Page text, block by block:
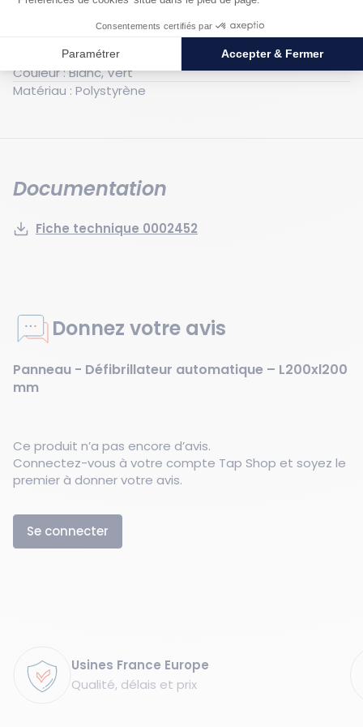
Longueur hors tout : 200 mm
Couleur : Blanc, Vert
Matériau : Polystyrène
Documentation
Fiche technique 0002452
Donnez votre avis
Panneau - Défibrillateur automatique – L200xl200
mm
Ce produit n’a pas encore d’avis.
Connectez-vous à votre compte Tap Shop et soyez le
premier à donner votre avis.
Se connecter
Usines France Europe
Qualité, délais et prix